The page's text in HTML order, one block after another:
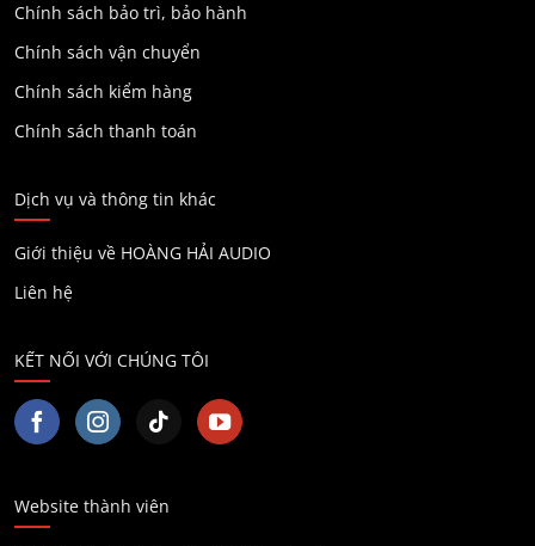
Chính sách bảo trì, bảo hành
Chính sách vận chuyển
Chính sách kiểm hàng
Chính sách thanh toán
Dịch vụ và thông tin khác
Giới thiệu về HOÀNG HẢI AUDIO
Liên hệ
KẾT NỐI VỚI CHÚNG TÔI
Website thành viên